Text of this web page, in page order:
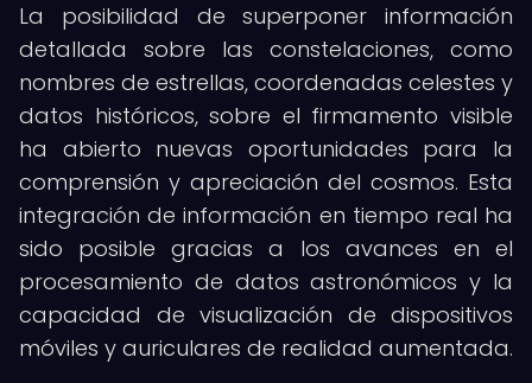
La posibilidad de superponer información
detallada sobre las constelaciones, como
nombres de estrellas, coordenadas celestes y
datos históricos, sobre el firmamento visible
ha abierto nuevas oportunidades para la
comprensión y apreciación del cosmos. Esta
integración de información en tiempo real ha
sido posible gracias a los avances en el
procesamiento de datos astronómicos y la
capacidad de visualización de dispositivos
móviles y auriculares de realidad aumentada.